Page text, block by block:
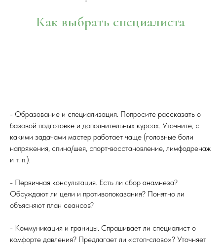
Как выбрать специалиста
- Образование и специализация. Попросите рассказать о
базовой подготовке и дополнительных курсах. Уточните, с
какими задачами мастер работает чаще (головные боли
напряжения, спина/шея, спорт‑восстановление, лимфодренаж
и т. п.).
- Первичная консультация. Есть ли сбор анамнеза?
Обсуждают ли цели и противопоказания? Понятно ли
объясняют план сеансов?
- Коммуникация и границы. Спрашивает ли специалист о
комфорте давления? Предлагает ли «стоп‑слово»? Уточняет